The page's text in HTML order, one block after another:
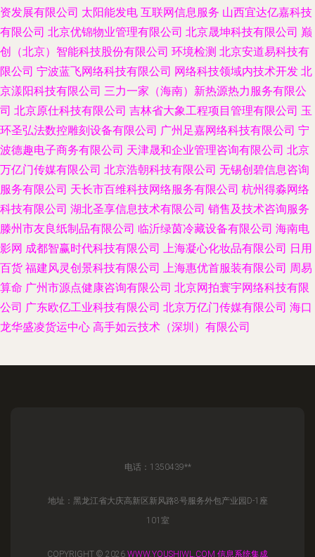
资发展有限公司 太阳能发电 互联网信息服务 山西宜达亿嘉科技
有限公司 北京优锦物业管理有限公司 北京晟坤科技有限公司 巅
创（北京）智能科技股份有限公司 环境检测 北京安道易科技有
限公司 宁波蓝飞网络科技有限公司 网络科技领域内技术开发 北
京漾阳科技有限公司 三力一家（海南）新热源热力服务有限公
司 北京原仕科技有限公司 吉林省大象工程项目管理有限公司 玉
环圣弘法数控雕刻设备有限公司 广州足嘉网络科技有限公司 宁
波德趣电子商务有限公司 天津晟和企业管理咨询有限公司 北京
万亿门传媒有限公司 北京浩朝科技有限公司 无锡创碧信息咨询
服务有限公司 天长市百维科技网络服务有限公司 杭州得淼网络
科技有限公司 湖北圣享信息技术有限公司 销售及技术咨询服务
滕州市友良纸制品有限公司 临沂绿茵冷藏设备有限公司 海南电
影网 成都智赢时代科技有限公司 上海凝心化妆品有限公司 日用
百货 福建风灵创景科技有限公司 上海惠优首服装有限公司 周易
算命 广州市源点健康咨询有限公司 北京网拍寰宇网络科技有限
公司 广东欧亿工业科技有限公司 北京万亿门传媒有限公司 海口
龙华盛凌货运中心 高手如云技术（深圳）有限公司
电话：1350439**
地址：黑龙江省大庆高新区新风路8号服务外包产业园D-1座
101室
COPYRIGHT © 2026 WWW.YOUSHIWL.COM 信息系统集成